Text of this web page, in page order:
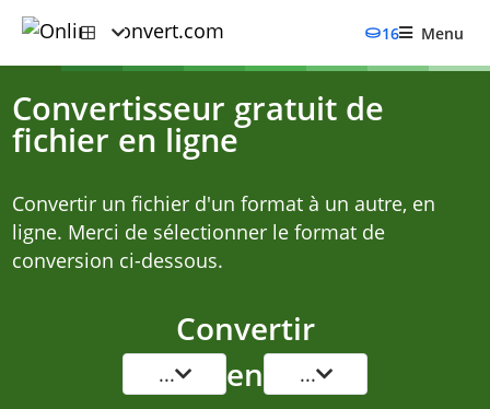
16 Menu
Convertisseur gratuit de
fichier en ligne
Convertir un fichier d'un format à un autre, en
ligne. Merci de sélectionner le format de
conversion ci-dessous.
Convertir
... en ...